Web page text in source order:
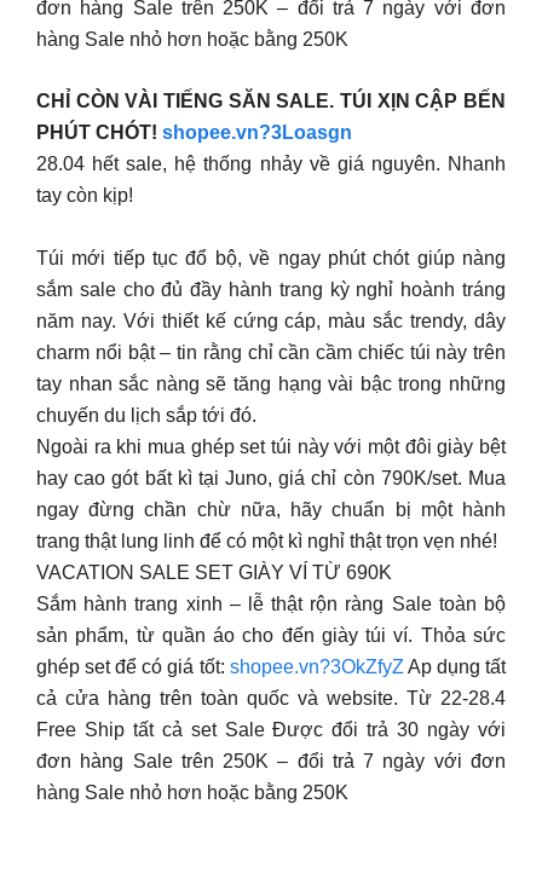
đơn hàng Sale trên 250K – đổi trả 7 ngày với đơn
hàng Sale nhỏ hơn hoặc bằng 250K
CHỈ CÒN VÀI TIẾNG SĂN SALE. TÚI XỊN CẬP BẾN
PHÚT CHÓT! shopee.vn?3Loasgn
28.04 hết sale, hệ thống nhảy về giá nguyên. Nhanh
tay còn kịp!
Túi mới tiếp tục đổ bộ, về ngay phút chót giúp nàng
sắm sale cho đủ đầy hành trang kỳ nghỉ hoành tráng
năm nay. Với thiết kế cứng cáp, màu sắc trendy, dây
charm nổi bật – tin rằng chỉ cần cầm chiếc túi này trên
tay nhan sắc nàng sẽ tăng hạng vài bậc trong những
chuyến du lịch sắp tới đó.
Ngoài ra khi mua ghép set túi này với một đôi giày bệt
hay cao gót bất kì tại Juno, giá chỉ còn 790K/set. Mua
ngay đừng chần chừ nữa, hãy chuẩn bị một hành
trang thật lung linh để có một kì nghỉ thật trọn vẹn nhé!
VACATION SALE SET GIÀY VÍ TỪ 690K
Sắm hành trang xinh – lễ thật rộn ràng Sale toàn bộ
sản phẩm, từ quần áo cho đến giày túi ví. Thỏa sức
ghép set để có giá tốt: shopee.vn?3OkZfyZ Ap dụng tất
cả cửa hàng trên toàn quốc và website. Từ 22-28.4
Free Ship tất cả set Sale Được đổi trả 30 ngày với
đơn hàng Sale trên 250K – đổi trả 7 ngày với đơn
hàng Sale nhỏ hơn hoặc bằng 250K